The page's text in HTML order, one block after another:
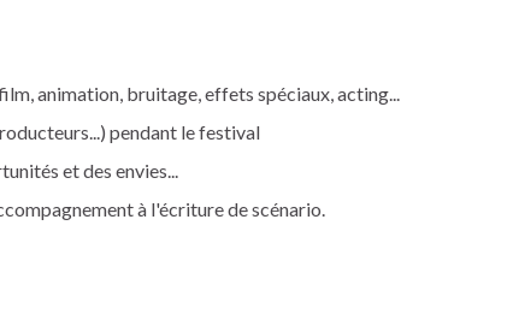
animation, bruitage, effets spéciaux, acting...
pendant le festival
et des envies...
à l'écriture de scénario.